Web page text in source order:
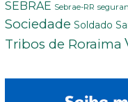
SEBRAE Sebrae-RR
Sociedade Soldado
Tribos de Roraima